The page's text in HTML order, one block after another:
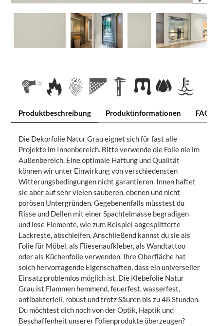
Produktbeschreibung Produktinformationen FAQ
Die Dekorfolie Natur Grau eignet sich für fast alle
Projekte im Innenbereich. Bitte verwende die Folie nie im
Außenbereich. Eine optimale Haftung und Qualität
können wir unter Einwirkung von verschiedensten
Witterungsbedingungen nicht garantieren. Innen haftet
sie aber auf sehr vielen sauberen, ebenen und nicht
porösen Untergründen. Gegebenenfalls müsstest du
Risse und Dellen mit einer Spachtelmasse begradigen
und lose Elemente, wie zum Beispiel abgesplitterte
Lackreste, abschleifen. Anschließend kannst du sie als
Folie für Möbel, als Fliesenaufkleber, als Wandtattoo
oder als Küchenfolie verwenden. Ihre Oberfläche hat
solch hervorragende Eigenschaften, dass ein universeller
Einsatz problemlos möglich ist. Die Klebefolie Natur
Grau ist Flammen hemmend, feuerfest, wasserfest,
antibakteriell, robust und trotz Säuren bis zu 48 Stunden.
Du möchtest dich noch von der Optik, Haptik und
Beschaffenheit unserer Folienprodukte überzeugen?